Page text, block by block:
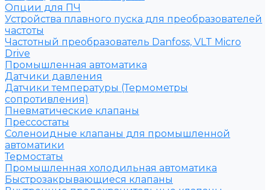
Опции для ПЧ
Устройства плавного пуска для преобразователей
частоты
Частотный преобразователь Danfoss, VLT Micro
Drive
Промышленная автоматика
Датчики давления
Датчики температуры (Термометры
сопротивления)
Пневматические клапаны
Прессостаты
Соленоидные клапаны для промышленной
автоматики
Термостаты
Промышленная холодильная автоматика
Быстрозакрывающиеся клапаны